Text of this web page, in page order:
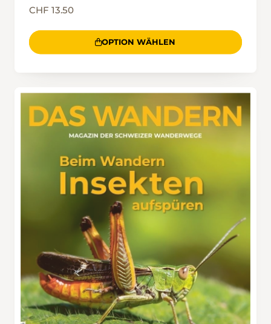
CHF 13.50
OPTION WÄHLEN